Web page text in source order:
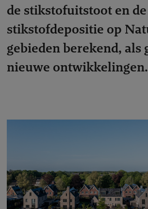
de stikstofuitstoot en de
stikstofdepositie op
gebieden berekend, als
nieuwe ontwikkelingen.